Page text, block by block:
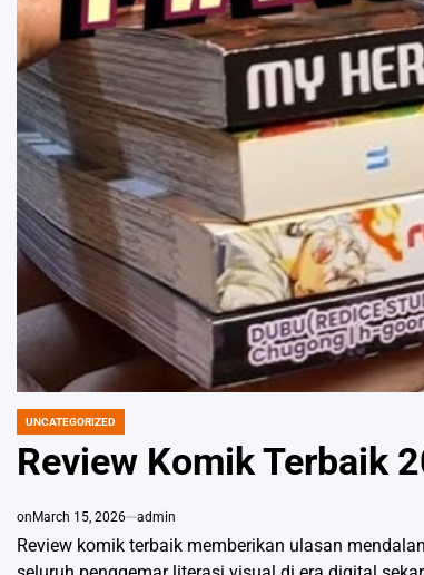
POSTED
UNCATEGORIZED
Review Komik Terbaik
onMarch 15, 2026 admin
Review komik terbaik memberikan ulasan